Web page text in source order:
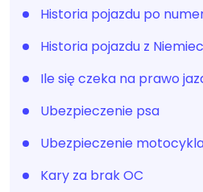
Historia pojazdu po
Historia pojazdu z Niemiec
Ile się czeka na prawo
Ubezpieczenie psa
Ubezpieczenie
Kary za brak OC